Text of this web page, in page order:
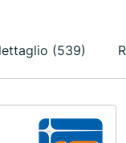
(539)